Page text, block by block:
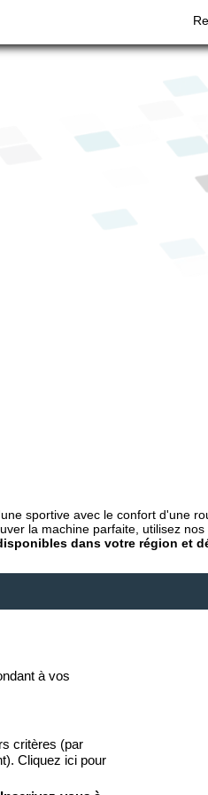
sportive avec le confort d'une
la machine parfaite, utilisez
dans votre région et
à vos
critères (par
Cliquez ici pour